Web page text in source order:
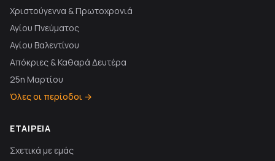
Χριστούγεννα & Πρωτοχρονιά
Αγίου Πνεύματος
Αγίου Βαλεντίνου
Απόκριες & Καθαρά Δευτέρα
25η Μαρτίου
Όλες οι περίοδοι →
ΕΤΑΙΡΕΊΑ
Σχετικά με εμάς